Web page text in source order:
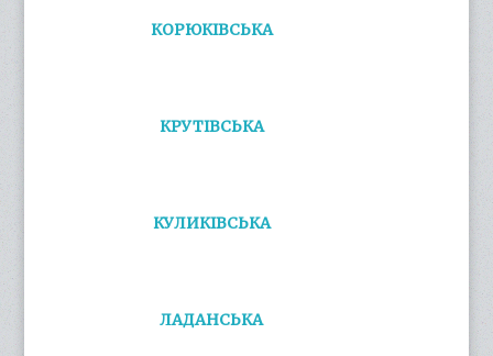
КОРЮКІВСЬКА
КРУТІВСЬКА
КУЛИКІВСЬКА
ЛАДАНСЬКА